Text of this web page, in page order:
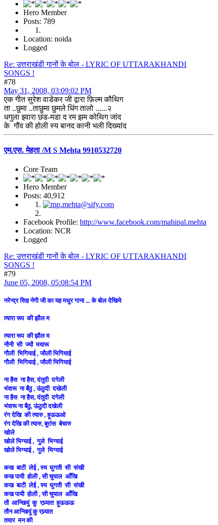
Hero Member
Posts: 789
Location: noida
Logged
Re: उत्तराखंडी गानों के बोल - LYRIC OF UTTARAKHANDI
SONGS !
#78
May 31, 2008, 03:09:02 PM
एक गीत सुरेश वाडेकर जी द्वारा फ़िल्म कौथिग
ता ..छुमा ..ताछुमा छुमले धिंग तालो ......२
धगुला झ्वारा छंड-मडा द रम झम कोथिग जांद
के गौंव की होली स्य बानद कानी भली दिख्यांद
एम.एस. मेहता /M S Mehta 9910532720
Core Team
Hero Member
Posts: 40,912
Facebook Profile: http://www.facebook.com/mahipal.mehta
Location: NCR
Logged
Re: उत्तराखंडी गानों के बोल - LYRIC OF UTTARAKHANDI
SONGS !
#79
June 05, 2008, 05:08:54 PM
नरेन्द्र सिह नेगी जी का यह मधुर गाना ... के बोल देखिये
त्यारा रूप की झौल म
त्यारा रूप की झौल म
नौनी सी ज्यों मयारू
गौली भिगियाई , जौली भिगियाई
गौली भिगियाई , जौली भिगियाई
ना हैस ना हैस, दंतुदी दगेली
भंवारू ना बैठु , ऊंठुदी दखेली
ना हैस ना हैस, दंतुदी दगेली
भंवारू ना बैठु, ऊंठुदी दखेली
रंग देखि की त्यारु , हूऊऊओ
रंग देखि की त्यारु, बुरांस बेचारु
खोले
खोले भिग्याई , गुले भिग्याई
खोले भिग्याई , गुले भिग्याई
कख बाटी लेई , स्य घुगती सी संखी
कख पायी होली , सी चुयाल आँखि
कख बाटी लेई , स्य घुगती सी संखी
कख पायी होली , सी चुयाल आँखि
तों आन्खियुं कु रघ्र्यात हूऊऊऊ
तौन आन्खियुं कु रघ्र्यात
तयार मन की